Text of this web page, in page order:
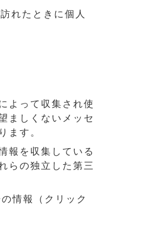
れたときに個人
よって収集され使
ましくないメッセ
ます。
報を収集している
らの独立した第三
情報（クリック